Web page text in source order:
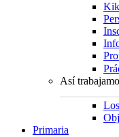
Así
Primaria